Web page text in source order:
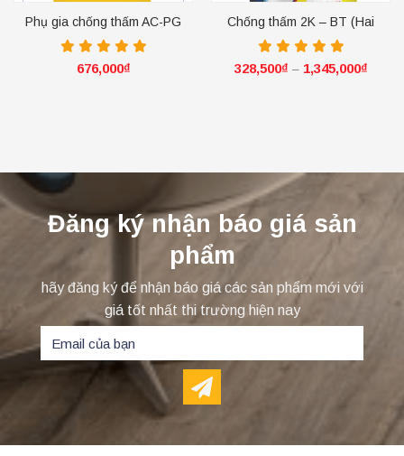
Phụ gia chống thấm AC-PG
676,000₫
Chống thấm 2K – BT (Hai
thành phần)
328,500₫ – 1,345,000₫
Đăng ký nhận báo giá sản
phẩm
hãy đăng ký để nhận báo giá các sản phẩm mới với
giá tốt nhất thi trường hiện nay